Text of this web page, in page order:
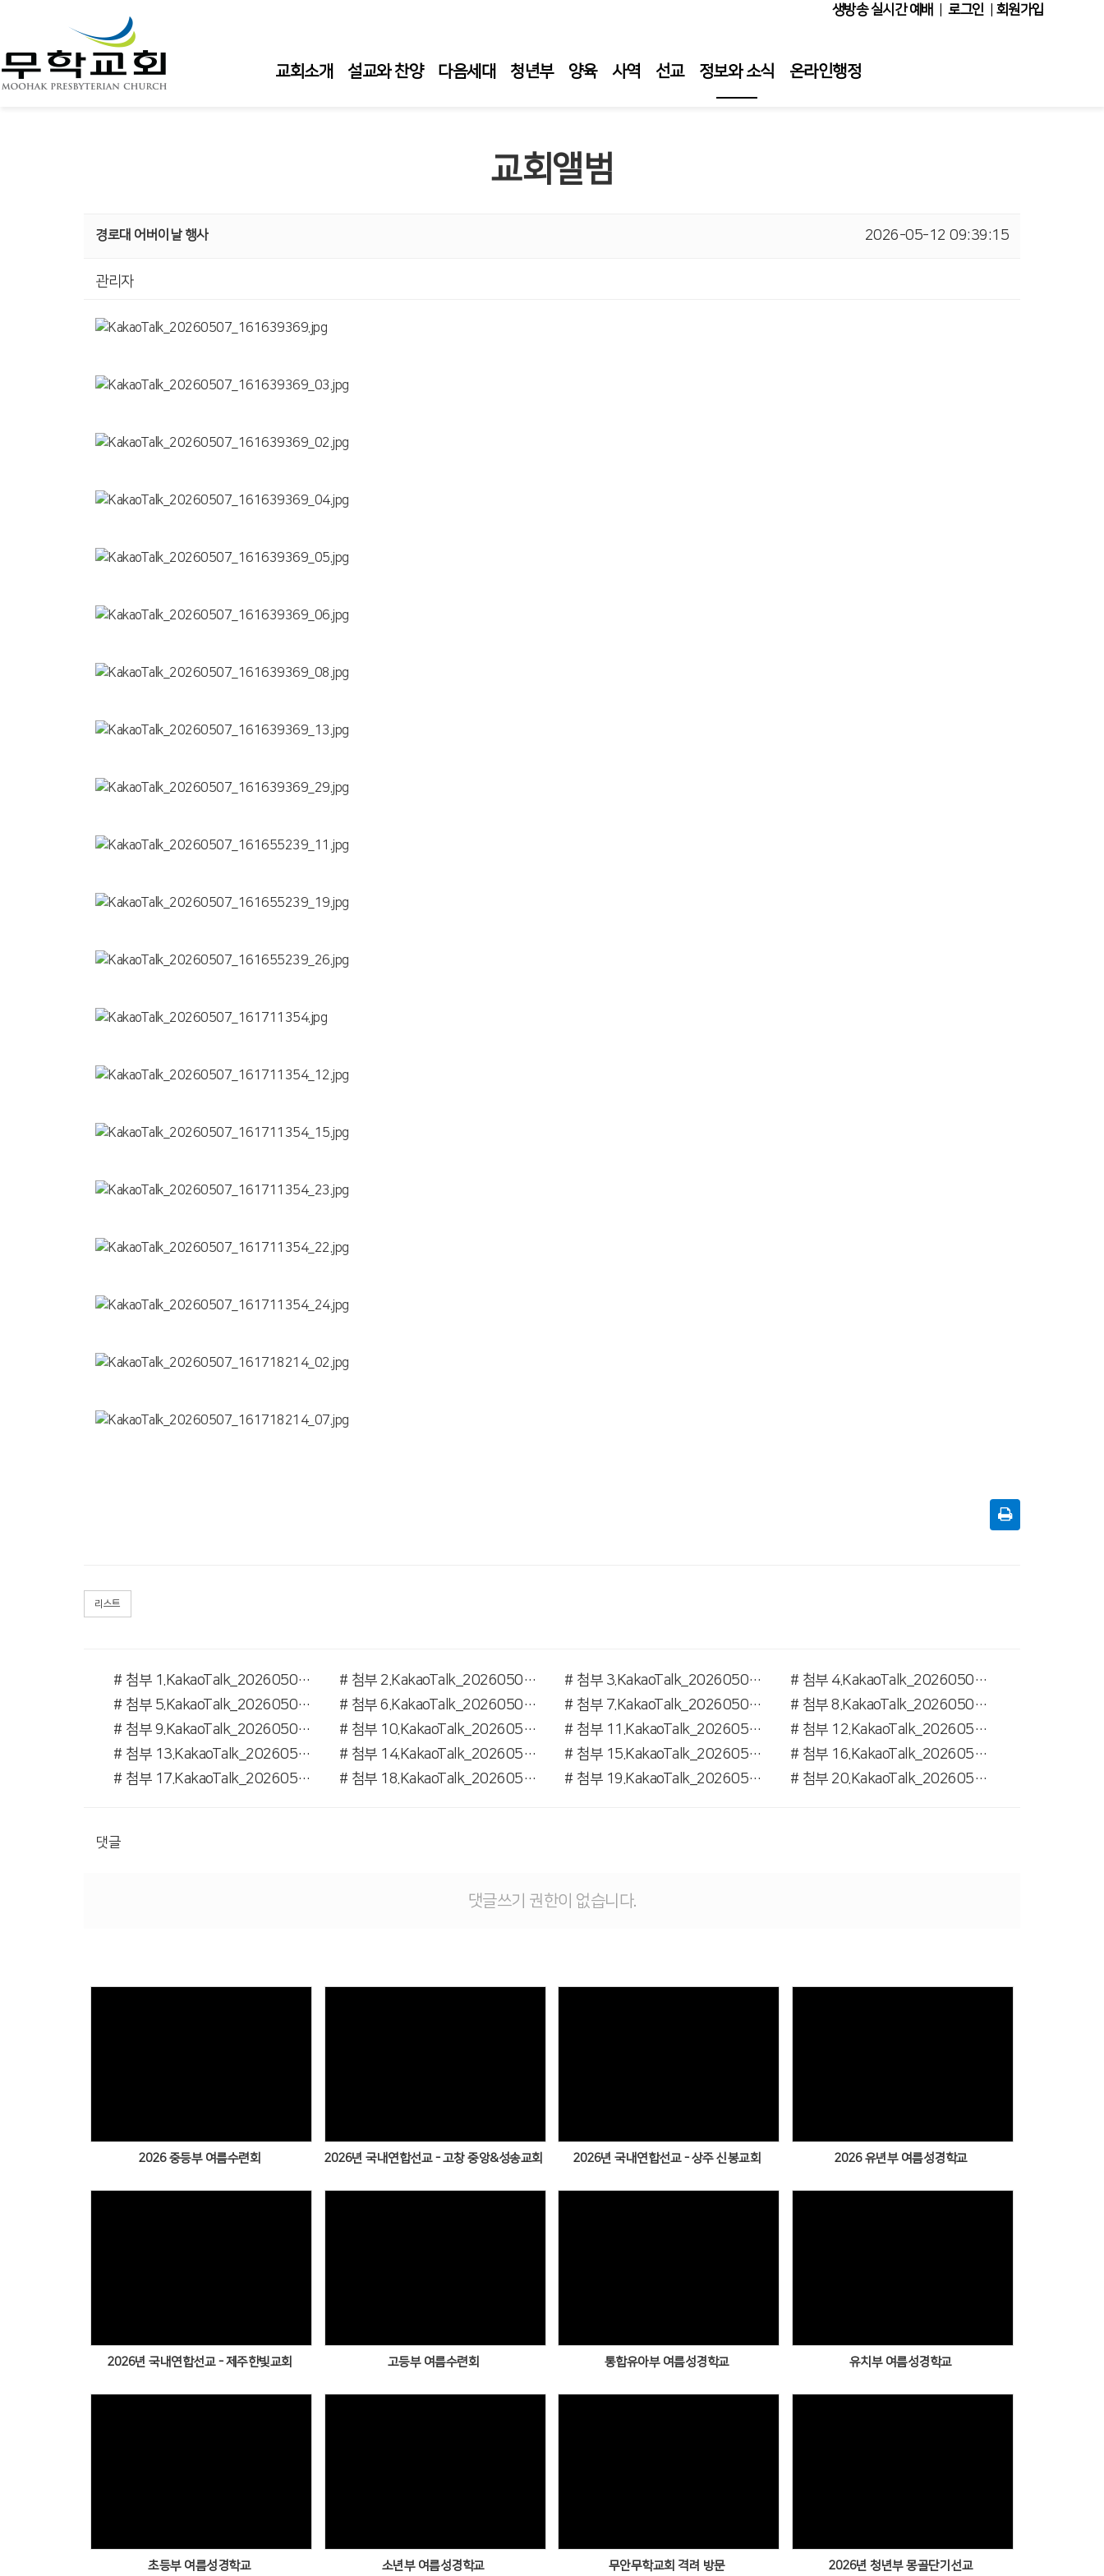
생방송 실시간 예배 로그인 회원가입
교회소개 설교와 찬양 다음세대 청년부 양육 사역 선교 정보와 소식 온라인행정
교회앨범
경로대 어버이날 행사 2026-05-12 09:39:15
관리자
리스트
# 첨부 1.KakaoTalk_20260507_161639369.jpg # 첨부 2.KakaoTalk_20260507_161639369_03.jpg # 첨부 3.KakaoTalk_20260507_161639369_02.jpg
# 첨부 4.KakaoTalk_20260507_161639369_04.jpg
# 첨부 5.KakaoTalk_20260507_161639369_05.jpg
# 첨부 6.KakaoTalk_20260507_161639369_06.jpg # 첨부 7.KakaoTalk_20260507_161639369_08.jpg
# 첨부 8.KakaoTalk_20260507_161639369_13.jpg
# 첨부 9.KakaoTalk_20260507_161639369_29.jpg
# 첨부 10.KakaoTalk_20260507_161655239_11.jpg # 첨부 11.KakaoTalk_20260507_161655239_19.jpg
# 첨부 12.KakaoTalk_20260507_161655239_26.jpg
# 첨부 13.KakaoTalk_20260507_161711354.jpg
# 첨부 14.KakaoTalk_20260507_161711354_12.jpg # 첨부 15.KakaoTalk_20260507_161711354_15.jpg
# 첨부 16.KakaoTalk_20260507_161711354_23.jpg
# 첨부 17.KakaoTalk_20260507_161711354_22.jpg
# 첨부 18.KakaoTalk_20260507_161711354_24.jpg # 첨부 19.KakaoTalk_20260507_161718214_02.jpg # 첨부 20.KakaoTalk_20260507_161718214_07.jpg
댓글
댓글쓰기 권한이 없습니다.
2026 중등부 여름수련회 2026년 국내연합선교 - 고창 중앙&성송교회 2026년 국내연합선교 - 상주 신봉교회 2026 유년부 여름성경학교
2026년 국내연합선교 - 제주한빛교회 고등부 여름수련회 통합유아부 여름성경학교 유치부 여름성경학교
초등부 여름성경학교 소년부 여름성경학교 무안무학교회 격려 방문 2026년 청년부 몽골단기선교